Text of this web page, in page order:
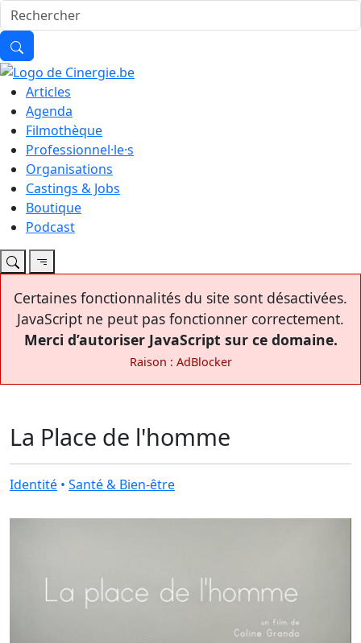
Articles
Agenda
Filmothèque
Professionnel·le·s
Organisations
Castings & Jobs
Boutique
Podcast
Certaines fonctionnalités du site sont désactivées.
JavaScript ne peut pas fonctionner correctement.
Merci d’autoriser JavaScript sur ce domaine.
Raison : AdBlocker
La Place de l'homme
Identité • Santé & Bien-être